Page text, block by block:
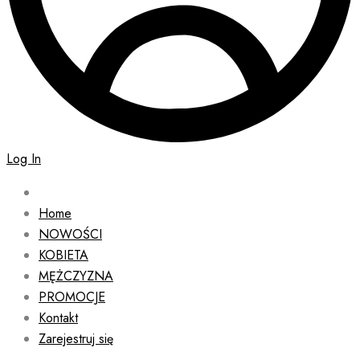
Log In
Home
NOWOŚCI
KOBIETA
MĘŻCZYZNA
PROMOCJE
Kontakt
Zarejestruj się